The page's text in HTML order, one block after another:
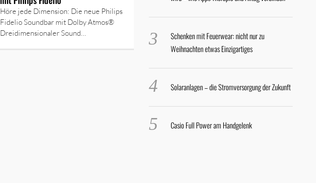
Höre jede Dimension: Die neue Philips
Fidelio Soundbar mit Dolby Atmos®
Dreidimensionaler Sound…
Schenken mit Feuerwear: nicht nur zu
Weihnachten etwas Einzigartiges
Solaranlagen – die Stromversorgung der Zukunft
Casio Full Power am Handgelenk